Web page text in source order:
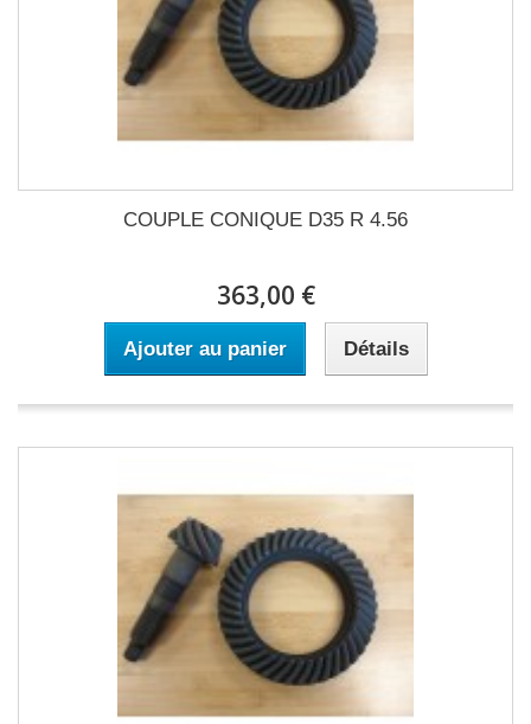
COUPLE CONIQUE D35 R 4.56
363,00 €
Ajouter au panier Détails